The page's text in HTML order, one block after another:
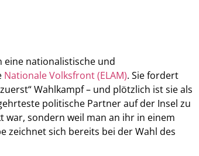
eine nationalistische und
Nationale Volksfront (ELAM). Sie fordert
Wahlkampf – und plötzlich ist sie als
politische Partner auf der Insel zu
war, sondern weil man an ihr in einem
zeichnet sich bereits bei der Wahl des